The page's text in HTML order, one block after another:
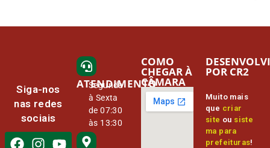
Siga-nos
nas redes
sociais
ATENDIMENTO
Segunda
à Sexta
de 07:30
às 13:30
COMO
CHEGAR À
CÂMARA
Muito mais
que criar
site ou siste
ma para
prefeituras!
POR CR2